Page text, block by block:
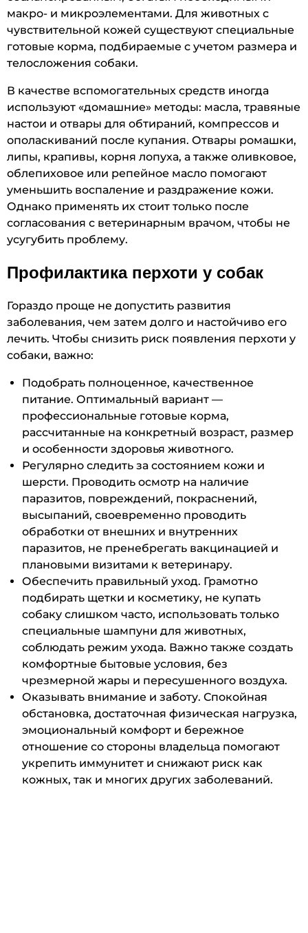
макро- и микроэлементами. Для животных с
чувствительной кожей существуют специальные
готовые корма, подбираемые с учетом размера и
телосложения собаки.
В качестве вспомогательных средств иногда
используют «домашние» методы: масла, травяные
настои и отвары для обтираний, компрессов и
ополаскиваний после купания. Отвары ромашки,
липы, крапивы, корня лопуха, а также оливковое,
облепиховое или репейное масло помогают
уменьшить воспаление и раздражение кожи.
Однако применять их стоит только после
согласования с ветеринарным врачом, чтобы не
усугубить проблему.
Профилактика перхоти у собак
Гораздо проще не допустить развития
заболевания, чем затем долго и настойчиво его
лечить. Чтобы снизить риск появления перхоти у
собаки, важно:
Подобрать полноценное, качественное
питание. Оптимальный вариант —
профессиональные готовые корма,
рассчитанные на конкретный возраст, размер
и особенности здоровья животного.
Регулярно следить за состоянием кожи и
шерсти. Проводить осмотр на наличие
паразитов, повреждений, покраснений,
высыпаний, своевременно проводить
обработки от внешних и внутренних
паразитов, не пренебрегать вакцинацией и
плановыми визитами к ветеринару.
Обеспечить правильный уход. Грамотно
подбирать щетки и косметику, не купать
собаку слишком часто, использовать только
специальные шампуни для животных,
соблюдать режим ухода. Важно также создать
комфортные бытовые условия, без
чрезмерной жары и пересушенного воздуха.
Оказывать внимание и заботу. Спокойная
обстановка, достаточная физическая нагрузка,
эмоциональный комфорт и бережное
отношение со стороны владельца помогают
укрепить иммунитет и снижают риск как
кожных, так и многих других заболеваний.